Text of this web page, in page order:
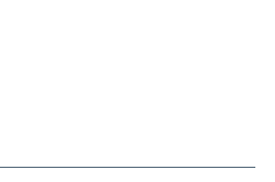
Viena, la constitución de la
la redacción del contrato de